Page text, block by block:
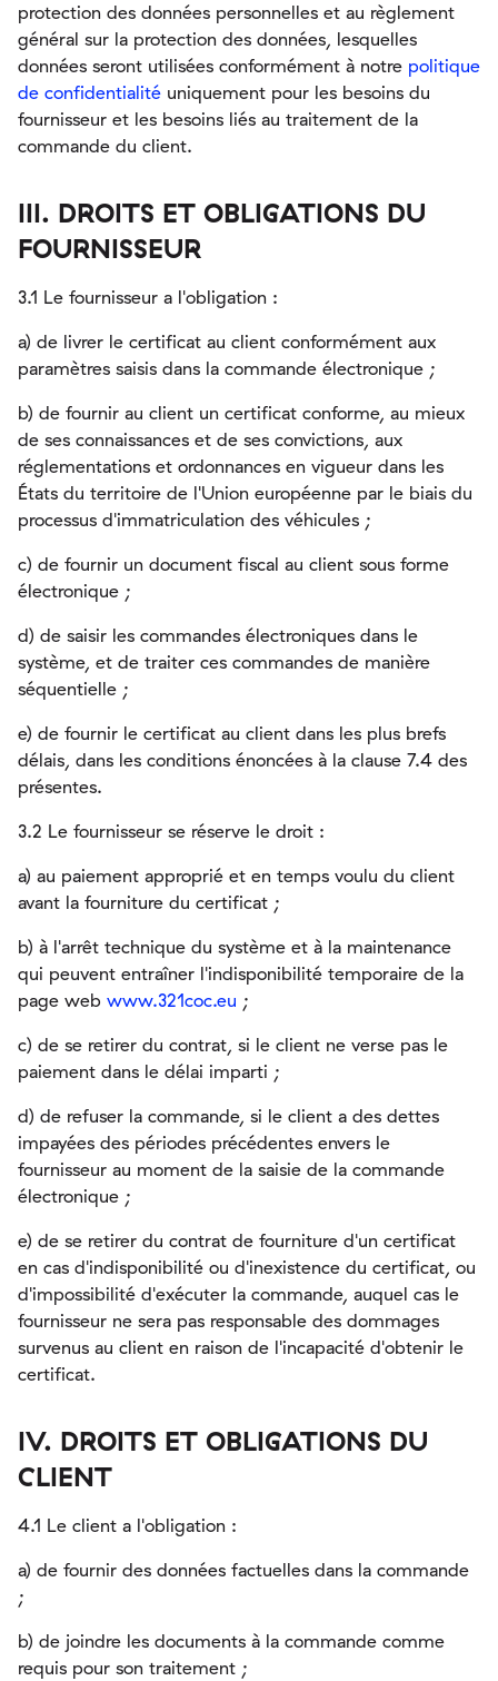
protection des données personnelles et au règlement
général sur la protection des données, lesquelles
données seront utilisées conformément à notre politique
de confidentialité uniquement pour les besoins du
fournisseur et les besoins liés au traitement de la
commande du client.
III. DROITS ET OBLIGATIONS DU
FOURNISSEUR
3.1 Le fournisseur a l'obligation :
a) de livrer le certificat au client conformément aux
paramètres saisis dans la commande électronique ;
b) de fournir au client un certificat conforme, au mieux
de ses connaissances et de ses convictions, aux
réglementations et ordonnances en vigueur dans les
États du territoire de l'Union européenne par le biais du
processus d'immatriculation des véhicules ;
c) de fournir un document fiscal au client sous forme
électronique ;
d) de saisir les commandes électroniques dans le
système, et de traiter ces commandes de manière
séquentielle ;
e) de fournir le certificat au client dans les plus brefs
délais, dans les conditions énoncées à la clause 7.4 des
présentes.
3.2 Le fournisseur se réserve le droit :
a) au paiement approprié et en temps voulu du client
avant la fourniture du certificat ;
b) à l'arrêt technique du système et à la maintenance
qui peuvent entraîner l'indisponibilité temporaire de la
page web www.321coc.eu ;
c) de se retirer du contrat, si le client ne verse pas le
paiement dans le délai imparti ;
d) de refuser la commande, si le client a des dettes
impayées des périodes précédentes envers le
fournisseur au moment de la saisie de la commande
électronique ;
e) de se retirer du contrat de fourniture d'un certificat
en cas d'indisponibilité ou d'inexistence du certificat, ou
d'impossibilité d'exécuter la commande, auquel cas le
fournisseur ne sera pas responsable des dommages
survenus au client en raison de l'incapacité d'obtenir le
certificat.
IV. DROITS ET OBLIGATIONS DU
CLIENT
4.1 Le client a l'obligation :
a) de fournir des données factuelles dans la commande
;
b) de joindre les documents à la commande comme
requis pour son traitement ;